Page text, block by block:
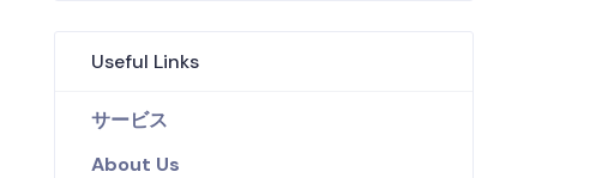
Useful Links
サービス
About Us